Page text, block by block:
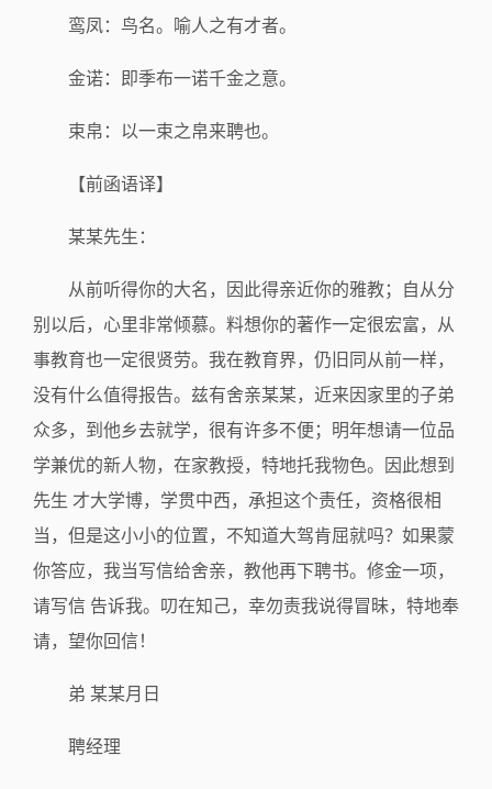
鸾凤：鸟名。喻人之有才者。
金诺：即季布一诺千金之意。
束帛：以一束之帛来聘也。
【前函语译】
某某先生：
从前听得你的大名，因此得亲近你的雅教；自从分
别以后，心里非常倾慕。料想你的著作一定很宏富，从
事教育也一定很贤劳。我在教育界，仍旧同从前一样，
没有什么值得报告。兹有舍亲某某，近来因家里的子弟
众多，到他乡去就学，很有许多不便；明年想请一位品
学兼优的新人物，在家教授，特地托我物色。因此想到
先生 才大学博，学贯中西，承担这个责任，资格很相
当，但是这小小的位置，不知道大驾肯屈就吗？如果蒙
你答应，我当写信给舍亲，教他再下聘书。修金一项，
请写信 告诉我。叨在知己，幸勿责我说得冒昧，特地奉
请，望你回信！
弟 某某月日
聘经理